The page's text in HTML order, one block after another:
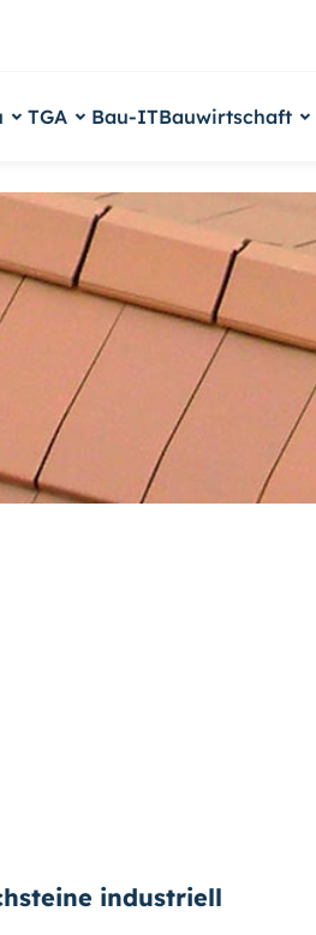
TGA Bau-ITBauwirtschaft
industriell